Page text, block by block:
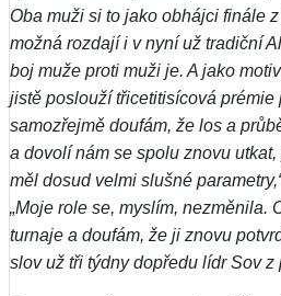
Oba muži si to jako obhájci finále
možná rozdají i v nyní už tradiční
boj muže proti muži je. A jako
jistě poslouží třicetitisícová prémie
samozřejmě doufám, že los a
a dovolí nám se spolu znovu
měl dosud velmi slušné
„Moje role se, myslím, nezměnila.
turnaje a doufám, že ji znovu
slov už tři týdny dopředu lídr Sov z